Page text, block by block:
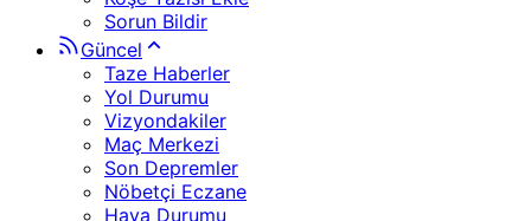
Sorun Bildir
Güncel
Taze Haberler
Yol Durumu
Vizyondakiler
Maç Merkezi
Son Depremler
Nöbetçi Eczane
Hava Durumu